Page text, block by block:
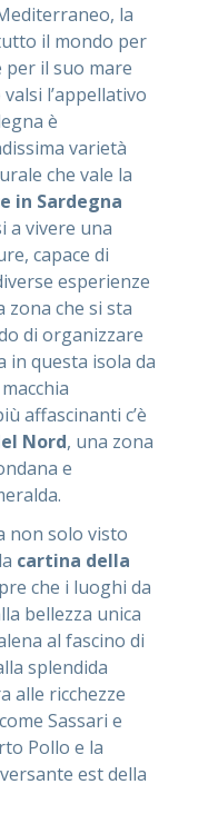
la
il mondo per
per il suo mare
l’appellativo
è
varietà
che vale la
in Sardegna
a vivere una
capace di
esperienze
zona che si sta
di organizzare
in questa isola da
affascinanti c’è
Nord, una zona
e
non solo visto
cartina della
che i luoghi da
bellezza unica
al fascino di
splendida
alle ricchezze
Sassari e
Pollo e la
est della